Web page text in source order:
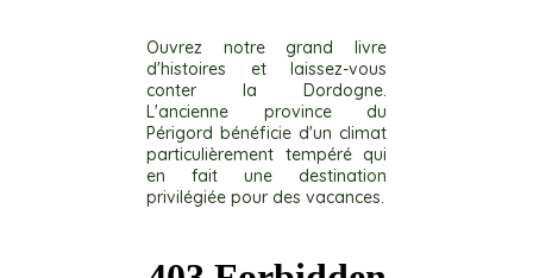
Ouvrez notre grand livre
d'histoires et laissez-vous
conter la Dordogne.
L'ancienne province du
Périgord bénéficie d'un climat
particulièrement tempéré qui
en fait une destination
privilégiée pour des vacances.